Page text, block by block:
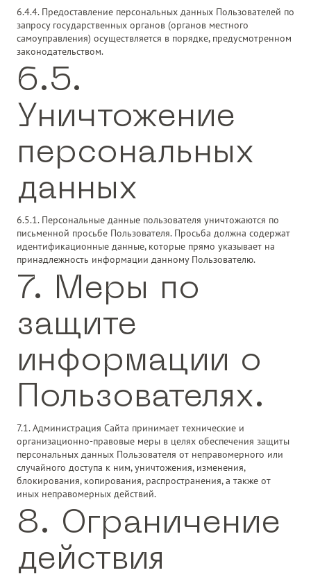
6.4.4. Предоставление персональных данных Пользователей по
запросу государственных органов (органов местного
самоуправления) осуществляется в порядке, предусмотренном
законодательством.
6.5.
Уничтожение
персональных
данных
6.5.1. Персональные данные пользователя уничтожаются по
письменной просьбе Пользователя. Просьба должна содержат
идентификационные данные, которые прямо указывает на
принадлежность информации данному Пользователю.
7. Меры по
защите
информации о
Пользователях.
7.1. Администрация Сайта принимает технические и
организационно-правовые меры в целях обеспечения защиты
персональных данных Пользователя от неправомерного или
случайного доступа к ним, уничтожения, изменения,
блокирования, копирования, распространения, а также от
иных неправомерных действий.
8. Ограничение
действия